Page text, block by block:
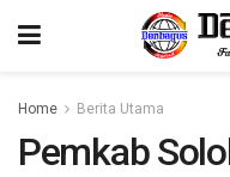
Home Berita Utama
Pemkab